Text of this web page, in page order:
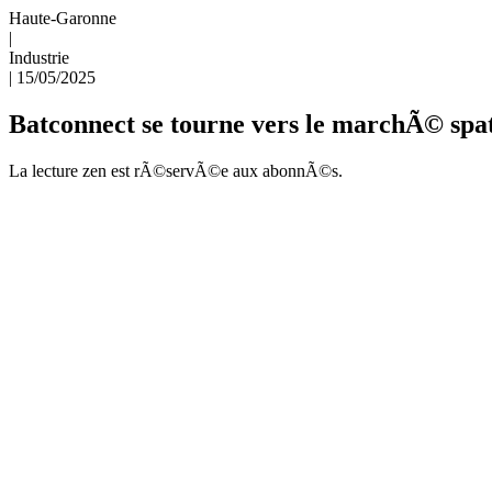
Haute-Garonne
|
Industrie
| 15/05/2025
Batconnect se tourne vers le marchÃ©
La lecture zen est rÃ©servÃ©e aux abonnÃ©s.